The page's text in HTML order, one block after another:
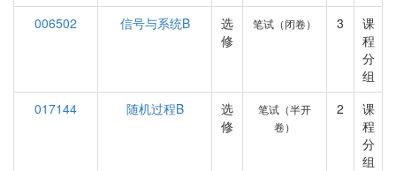
006502
信号与系统B
选
修
笔试（闭卷） 3
课
程
分
组
017144
随机过程B
选
修
笔试（半开
卷）
2
课
程
分
组